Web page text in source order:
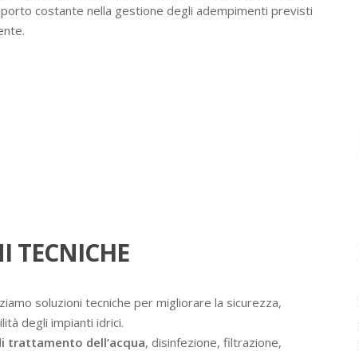
costante nella gestione degli adempimenti previsti
TECNICHE
soluzioni tecniche per migliorare la sicurezza,
degli impianti idrici.
trattamento dell’acqua, disinfezione, filtrazione,